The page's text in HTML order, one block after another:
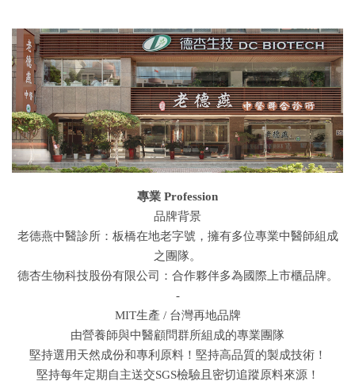
專業 Profession
品牌背景
老德燕中醫診所：板橋在地老字號，擁有多位專業中醫師組成
之團隊。
德杏生物科技股份有限公司：合作夥伴多為國際上市櫃品牌。
-
MIT生產 / 台灣再地品牌
由營養師與中醫顧問群所組成的專業團隊
堅持選用天然成份和專利原料！堅持高品質的製成技術！
堅持每年定期自主送交SGS檢驗且密切追蹤原料來源！